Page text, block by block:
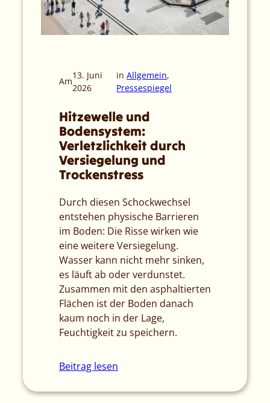
Am
13. Juni
2026
inAllgemein
Pressespiegel
Hitzewelle und
Bodensystem:
Verletzlichkeit durch
Versiegelung und
Trockenstress
Durch diesen Schockwechsel
entstehen physische Barrieren
im Boden: Die Risse wirken wie
eine weitere Versiegelung.
Wasser kann nicht mehr sinken,
es läuft ab oder verdunstet.
Zusammen mit den asphaltierten
Flächen ist der Boden danach
kaum noch in der Lage,
Feuchtigkeit zu speichern.
Beitrag lesen